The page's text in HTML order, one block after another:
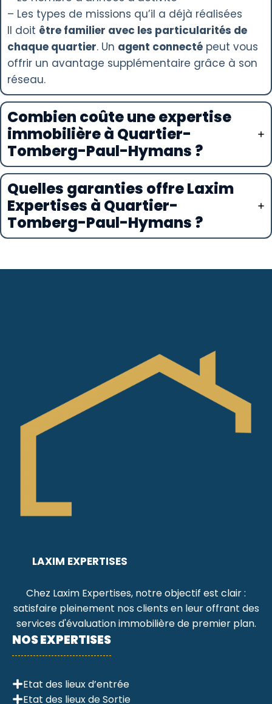
– Les types de missions qu’il a déjà réalisées
Il doit être familier avec les particularités de
chaque quartier. Un agent connecté peut vous
offrir un avantage supplémentaire grâce à son
réseau.
Combien coûte une expertise
immobilière à Quartier-
Tomberg-Paul-Hymans ?
Quelles garanties offre Laxim
Expertises à Quartier-
Tomberg-Paul-Hymans ?
LAXIM EXPERTISES
Chez Laxim Expertises, notre objectif est clair :
satisfaire pleinement nos clients en leur offrant des
services d'évaluation immobilière de premier plan.
NOS EXPERTISES
Etat des lieux d’entrée
Etat des lieux de Sortie